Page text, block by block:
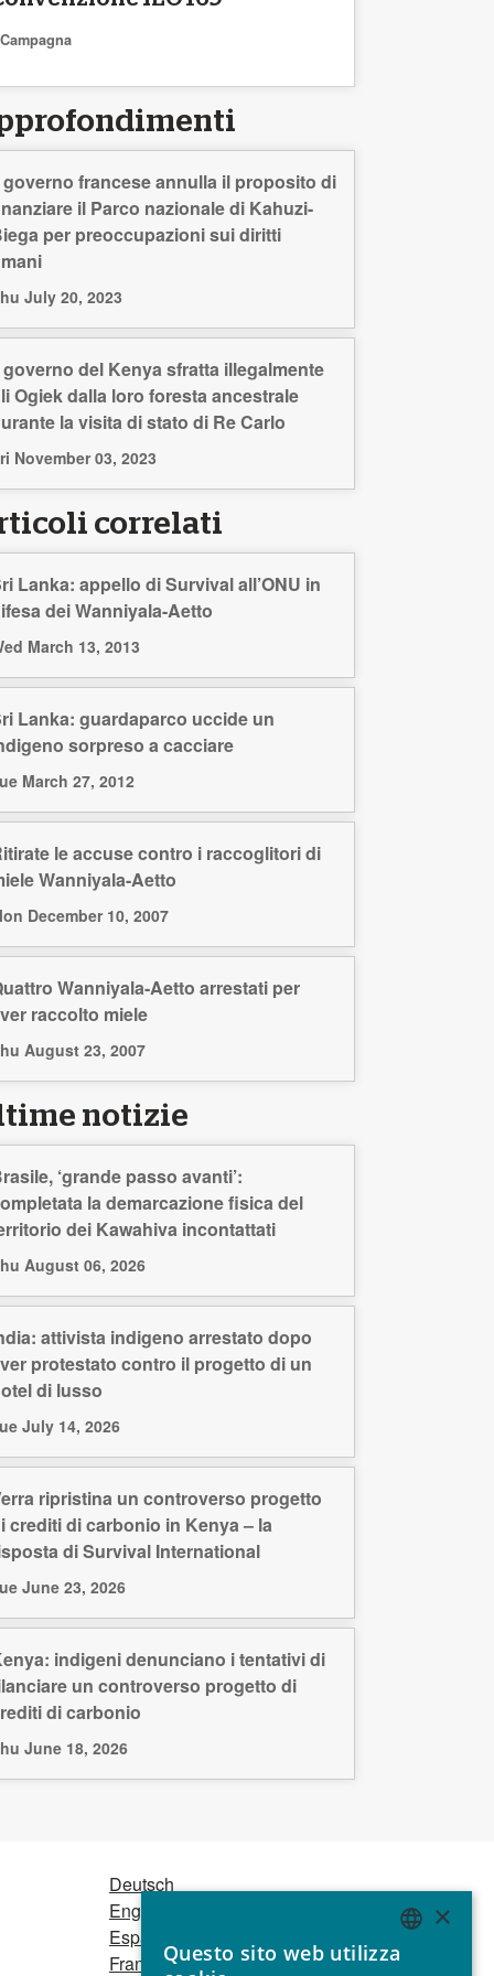
Campagna
governo francese annulla il proposito di
il Parco nazionale di Kahuzi-
per preoccupazioni sui diritti
July 20, 2023
governo del Kenya sfratta illegalmente
Ogiek dalla loro foresta ancestrale
la visita di stato di Re Carlo
November 03, 2023
correlati
Lanka: appello di Survival all’ONU in
dei Wanniyala-Aetto
March 13, 2013
Lanka: guardaparco uccide un
sorpreso a cacciare
March 27, 2012
le accuse contro i raccoglitori di
Wanniyala-Aetto
December 10, 2007
Wanniyala-Aetto arrestati per
raccolto miele
August 23, 2007
notizie
‘grande passo avanti’:
la demarcazione fisica del
dei Kawahiva incontattati
August 06, 2026
attivista indigeno arrestato dopo
protestato contro il progetto di un
di lusso
July 14, 2026
ripristina un controverso progetto
crediti di carbonio in Kenya – la
di Survival International
June 23, 2026
indigeni denunciano i tentativi di
un controverso progetto di
di carbonio
June 18, 2026
Deutsch
English
Español
Français
ENGLISH
×
Questo sito web utilizza